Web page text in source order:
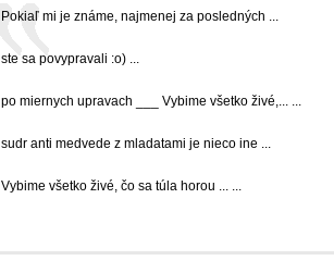
Pokiaľ mi je známe, najmenej za posledných ...
ste sa povypravali :o) ...
po miernych upravach ___ Vybime všetko živé,... ...
sudr anti medvede z mladatami je nieco ine ...
Vybime všetko živé, čo sa túla horou ... ...